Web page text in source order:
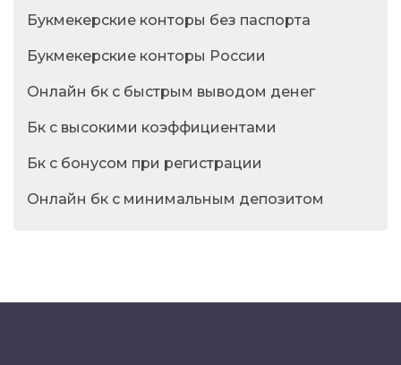
Букмекерские конторы без паспорта
Букмекерские конторы России
Онлайн бк с быстрым выводом денег
Бк с высокими коэффициентами
Бк с бонусом при регистрации
Онлайн бк с минимальным депозитом